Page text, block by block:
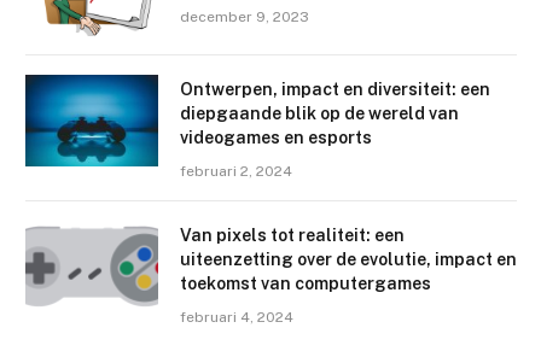
december 9, 2023
Ontwerpen, impact en diversiteit: een
diepgaande blik op de wereld van
videogames en esports
februari 2, 2024
Van pixels tot realiteit: een
uiteenzetting over de evolutie, impact en
toekomst van computergames
februari 4, 2024